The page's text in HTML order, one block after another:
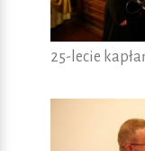
25-lecie